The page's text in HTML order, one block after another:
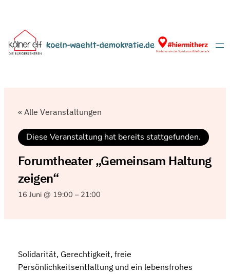
« Alle Veranstaltungen
Diese Veranstaltung hat bereits stattgefunden.
Forumtheater „Gemeinsam Haltung
zeigen“
16 Juni @ 19:00 – 21:00
Solidarität, Gerechtigkeit, freie
Persönlichkeitsentfaltung und ein lebensfrohes